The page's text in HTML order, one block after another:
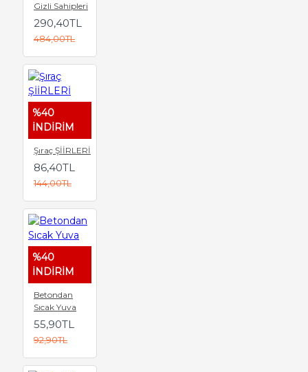
Gizli Sahipleri
290,40TL
484,00TL
%40
İNDİRİM
Şıraç ŞİİRLERİ
86,40TL
144,00TL
%40
İNDİRİM
Betondan
Sıcak Yuva
55,90TL
92,90TL